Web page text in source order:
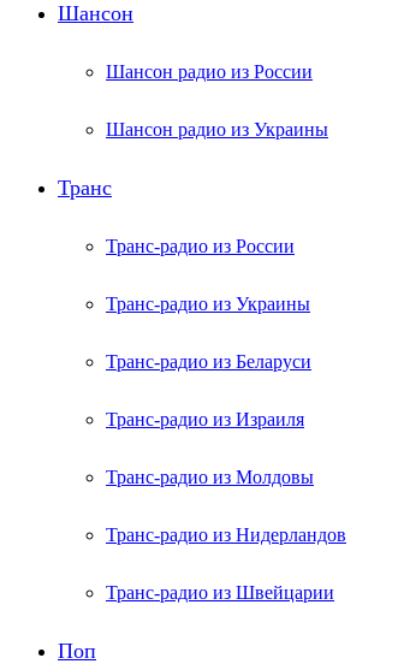
Шансон
Шансон радио из России
Шансон радио из Украины
Транс
Транс-радио из России
Транс-радио из Украины
Транс-радио из Беларуси
Транс-радио из Израиля
Транс-радио из Молдовы
Транс-радио из Нидерландов
Транс-радио из Швейцарии
Поп